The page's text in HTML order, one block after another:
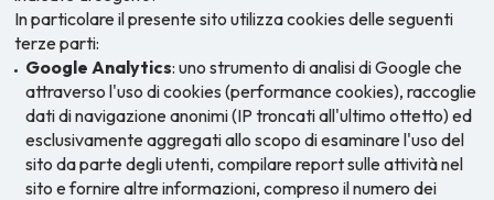
In particolare il presente sito utilizza cookies delle seguenti
terze parti:
Google Analytics: uno strumento di analisi di Google che
attraverso l'uso di cookies (performance cookies), raccoglie
dati di navigazione anonimi (IP troncati all'ultimo ottetto) ed
esclusivamente aggregati allo scopo di esaminare l'uso del
sito da parte degli utenti, compilare report sulle attività nel
sito e fornire altre informazioni, compreso il numero dei